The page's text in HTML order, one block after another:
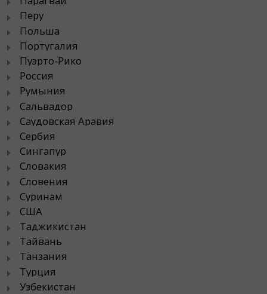
Перу
Польша
Португалия
Пуэрто-Рико
Россия
Румыния
Сальвадор
Саудовская Аравия
Сербия
Сингапур
Словакия
Словения
Суринам
США
Таджикистан
Тайвань
Танзания
Турция
Узбекистан